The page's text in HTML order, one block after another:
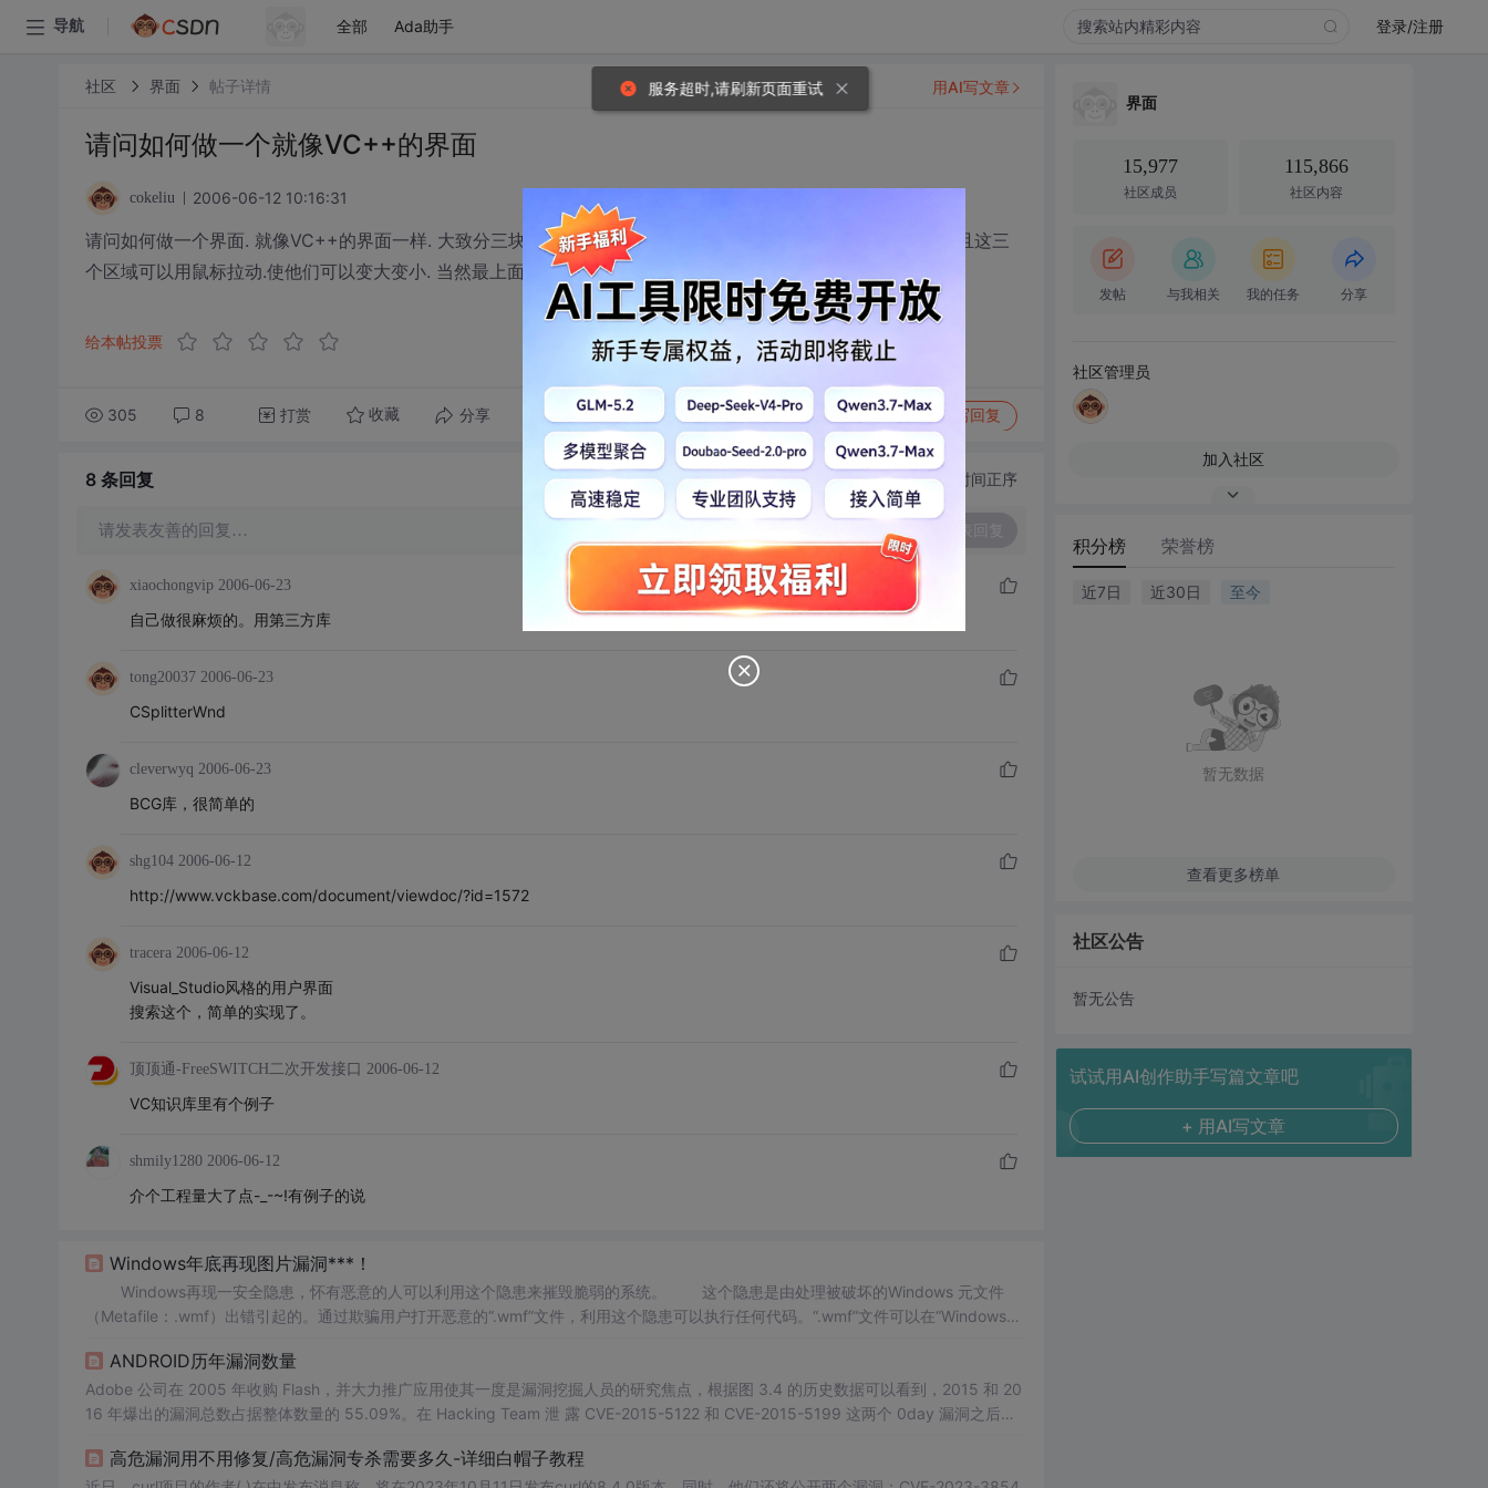
导航 全部 Ada助手 登录/注册
社区 界面 帖子详情
请问如何做一个就像VC++的界面
cokeliu 2006-06-12 10:16:31
请问如何做一个界面. 就像VC++的界面一样. 大致分三块. 右面是用户使用区.左并是工程管理区.下面是信息区.并且这三
个区域可以用鼠标拉动.使他们可以变大变小. 当然最上面还有工具栏.下面有状态栏等.
给本帖投票
305 8 打赏 收藏 分享 转发到动态 举报 写回复
用AI写文章
8 条回复 切换为时间正序
请发表友善的回复…
xiaochongvip 2006-06-23
自己做很麻烦的。用第三方库
tong20037 2006-06-23
CSplitterWnd
cleverwyq 2006-06-23
BCG库，很简单的
shg104 2006-06-12
http://www.vckbase.com/document/viewdoc/?id=1572
tracera 2006-06-12
Visual_Studio风格的用户界面
搜索这个，简单的实现了。
顶顶通-FreeSWITCH二次开发接口 2006-06-12
VC知识库里有个例子
shmily1280 2006-06-12
介个工程量大了点-_-~!有例子的说
Windows年底再现图片漏洞***！
Windows再现一安全隐患，怀有恶意的人可以利用这个隐患来摧毁脆弱的系统。 这个隐患是由处理被破坏的Windows 元文件
（Metafile：.wmf）出错引起的。通过欺骗用户打开恶意的“.wmf”文件，利用这个隐患可以执行任何代码。“.wmf”文件可以在“Windows图
ANDROID历年漏洞数量
Adobe 公司在 2005 年收购 Flash，并大力推广应用使其一度是漏洞挖掘人员的研究焦点，根据图 3.4 的历史数据可以看到，2015 和 20
16 年爆出的漏洞总数占据整体数量的 55.09%。在 Hacking Team 泄 露 CVE-2015-5122 和 CVE-2015-5199 这两个 0day 漏洞之后，
被加 大了很多。 图 3.4 FL
高危漏洞用不用修复/高危漏洞专杀需要多久-详细白帽子教程
界面
15,977
社区成员
115,866
社区内容
发帖 与我相关 我的任务 分享
社区管理员
加入社区
积分榜 荣誉榜
近7日 近30日 至今
暂无数据
查看更多榜单
社区公告
暂无公告
试试用AI创作助手写篇文章吧
+ 用AI写文章
服务超时,请刷新页面重试